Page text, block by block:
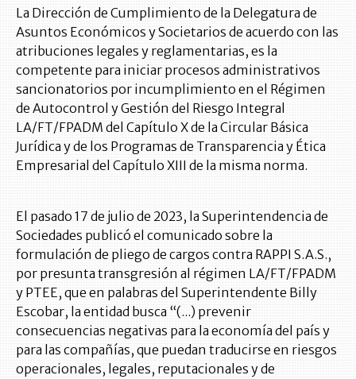
La Dirección de Cumplimiento de la Delegatura de
Asuntos Económicos y Societarios de acuerdo con las
atribuciones legales y reglamentarias, es la
competente para iniciar procesos administrativos
sancionatorios por incumplimiento en el Régimen
de Autocontrol y Gestión del Riesgo Integral
LA/FT/FPADM del Capítulo X de la Circular Básica
Jurídica y de los Programas de Transparencia y Ética
Empresarial del Capítulo XIII de la misma norma.
El pasado 17 de julio de 2023, la Superintendencia de
Sociedades publicó el comunicado sobre la
formulación de pliego de cargos contra RAPPI S.A.S.,
por presunta transgresión al régimen LA/FT/FPADM
y PTEE, que en palabras del Superintendente Billy
Escobar, la entidad busca “(...) prevenir
consecuencias negativas para la economía del país y
para las compañías, que puedan traducirse en riesgos
operacionales, legales, reputacionales y de